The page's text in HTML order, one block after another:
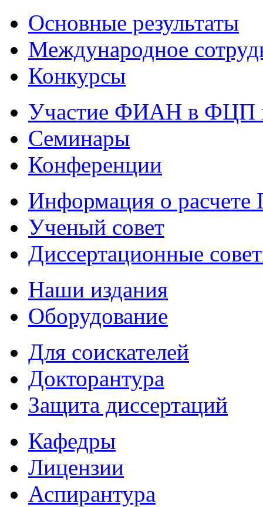
Основные результаты
Международное
Конкурсы
Участие ФИАН в ФЦП
Семинары
Конференции
Информация о
Ученый совет
Диссертационные
Наши издания
Оборудование
Для соискателей
Докторантура
Защита диссертаций
Кафедры
Лицензии
Аспирантура